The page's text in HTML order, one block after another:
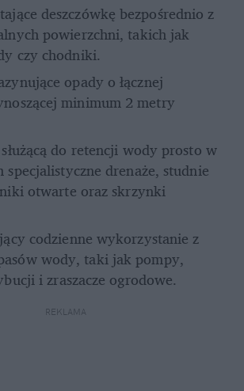
deszczówkę bezpośrednio z
powierzchni, takich jak
czy chodniki.
opady o łącznej
minimum 2 metry
do retencji wody prosto w
drenaże, studnie
otwarte oraz skrzynki
codzienne wykorzystanie z
wody, taki jak pompy,
i zraszacze ogrodowe.
REKLAMA